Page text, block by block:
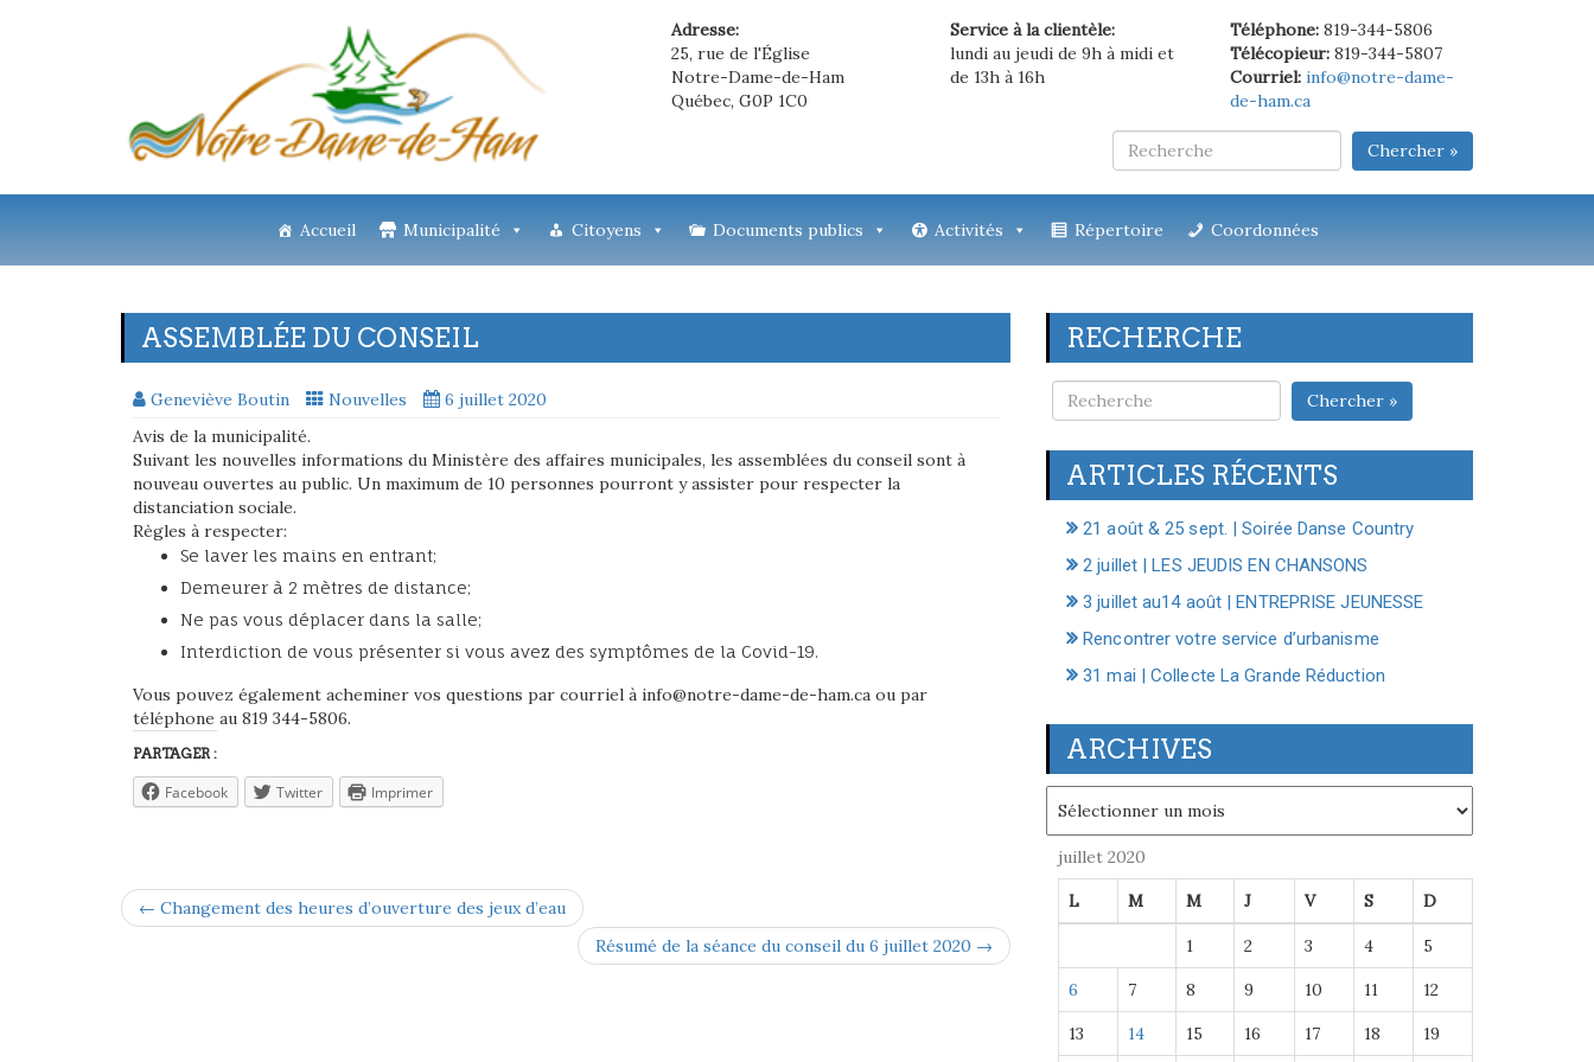
Adresse:
25, rue de l'Église
Notre-Dame-de-Ham
Québec, G0P 1C0
Service à la clientèle:
lundi au jeudi de 9h à midi et
de 13h à 16h
Téléphone:819-344-5806
Télécopieur:819-344-5807
Courriel: info@notre-dame-
de-ham.ca
Chercher »
Accueil Municipalité Citoyens Documents publics Activités Répertoire Coordonnées
ASSEMBLÉE DU CONSEIL
Geneviève Boutin Nouvelles
6 juillet 2020
Avis de la municipalité.
Suivant les nouvelles informations du Ministère des affaires municipales, les assemblées du conseil sont à
nouveau ouvertes au public. Un maximum de 10 personnes pourront y assister pour respecter la
distanciation sociale.
Règles à respecter:
Se laver les mains en entrant;
Demeurer à 2 mètres de distance;
Ne pas vous déplacer dans la salle;
Interdiction de vous présenter si vous avez des symptômes de la Covid-19.
Vous pouvez également acheminer vos questions par courriel à info@notre-dame-de-ham.ca ou par
téléphone au 819 344-5806.
PARTAGER :
Facebook Twitter Imprimer
← Changement des heures d’ouverture des jeux d’eau
Résumé de la séance du conseil du 6 juillet 2020 →
RECHERCHE
Chercher »
ARTICLES RÉCENTS
21 août & 25 sept. | Soirée Danse Country
2 juillet | LES JEUDIS EN CHANSONS
3 juillet au14 août | ENTREPRISE JEUNESSE
Rencontrer votre service d’urbanisme
31 mai | Collecte La Grande Réduction
ARCHIVES
juillet 2020
L M M J V S D
1 2 3 4 5
6 7 8 9 10 11 12
13 14 15 16 17 18 19